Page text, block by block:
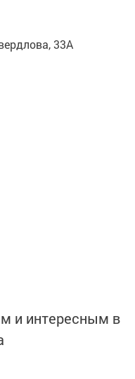
33А
и интересным в